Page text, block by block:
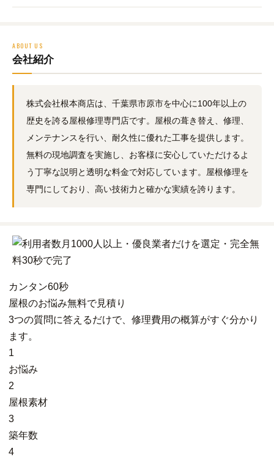
ABOUT US
会社紹介
株式会社根本商店は、千葉県市原市を中心に100年以上の
歴史を誇る屋根修理専門店です。屋根の葺き替え、修理、
メンテナンスを行い、耐久性に優れた工事を提供します。
無料の現地調査を実施し、お客様に安心していただけるよ
う丁寧な説明と透明な料金で対応しています。屋根修理を
専門にしており、高い技術力と確かな実績を誇ります。
カンタン60秒
屋根のお悩み無料で見積り
3つの質問に答えるだけで、修理費用の概算がすぐ分かり
ます。
1
お悩み
2
屋根素材
3
築年数
4